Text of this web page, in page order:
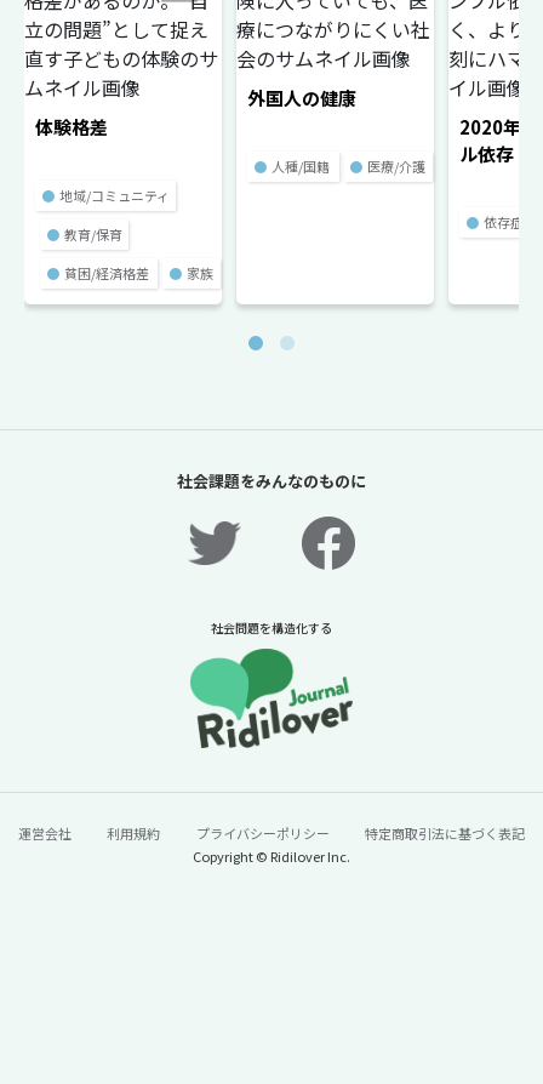
体験格差
● 地域/コミュニティ
● 教育/保育
● 貧困/経済格差 ● 家族
外国人の健康
● 人種/国籍 ● 医療/介護
2020年
ル依存
● 依存症
社会課題をみんなのものに
社会問題を構造化する
運営会社 利用規約 プライバシーポリシー
特定商取引法に基づく表記
Copyright © Ridilover Inc.